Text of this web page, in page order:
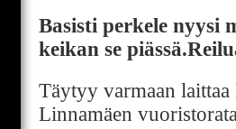
Basisti perkele nyysi
keikan se
Täytyy varmaan
Linnamäen